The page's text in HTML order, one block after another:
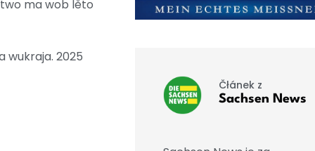
ma wob lěto
wukraja. 2025
Čłánek z
Sachsen News